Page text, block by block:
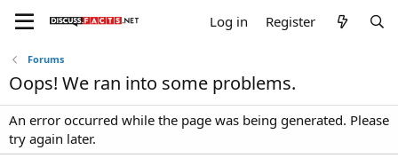
Log in Register
Forums
Oops! We ran into some problems.
An error occurred while the page was being generated. Please
try again later.